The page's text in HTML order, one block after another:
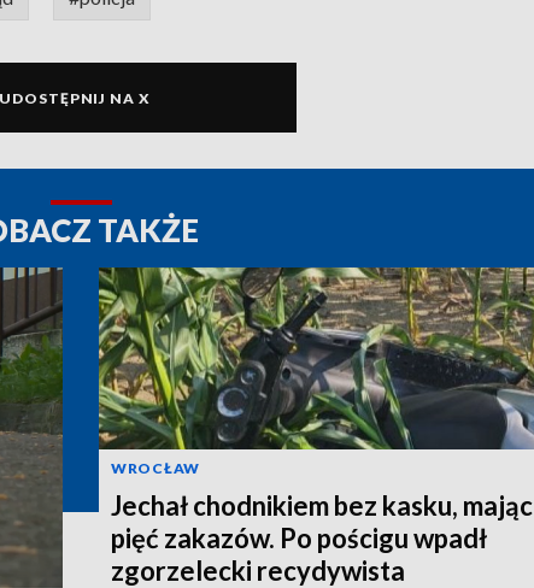
UDOSTĘPNIJ NA X
TAKŻE
WROCŁAW
Jechał chodnikiem bez kasku, mając
pięć zakazów. Po pościgu wpadł
zgorzelecki recydywista